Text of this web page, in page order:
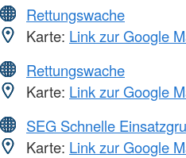
Rettungswache
Karte: Link zur Google
Rettungswache
Karte: Link zur Google
SEG Schnelle
Karte: Link zur Google